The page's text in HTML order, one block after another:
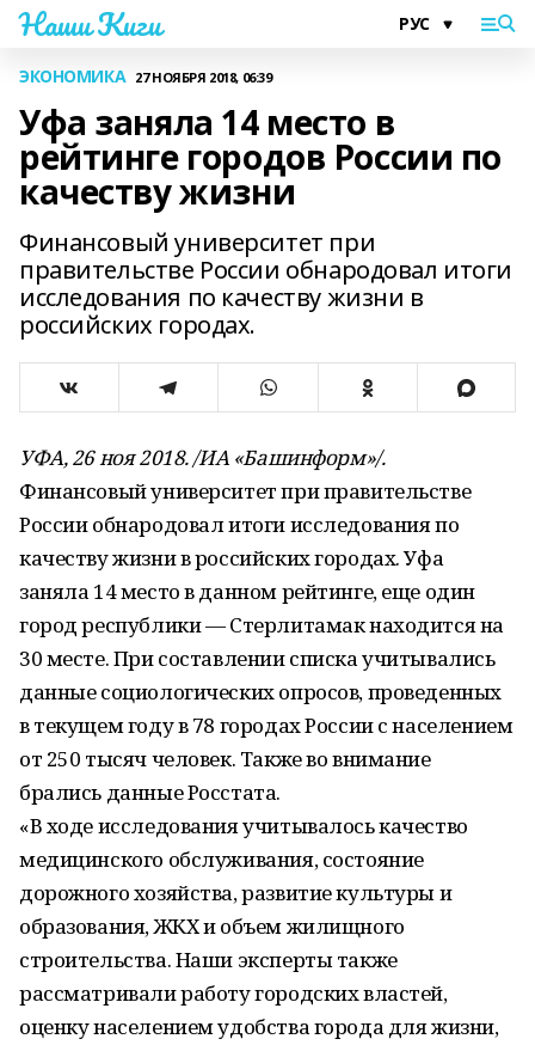
Наши Киги
ЭКОНОМИКА 27 НОЯБРЯ 2018, 06:39
Уфа заняла 14 место в
рейтинге городов России по
качеству жизни
Финансовый университет при
правительстве России обнародовал итоги
исследования по качеству жизни в
российских городах.
УФА, 26 ноя 2018. /ИА «Башинформ»/.
Финансовый университет при правительстве
России обнародовал итоги исследования по
качеству жизни в российских городах. Уфа
заняла 14 место в данном рейтинге, еще один
город республики — Стерлитамак находится на
30 месте. При составлении списка учитывались
данные социологических опросов, проведенных
в текущем году в 78 городах России с населением
от 250 тысяч человек. Также во внимание
брались данные Росстата.
«В ходе исследования учитывалось качество
медицинского обслуживания, состояние
дорожного хозяйства, развитие культуры и
образования, ЖКХ и объем жилищного
строительства. Наши эксперты также
рассматривали работу городских властей,
оценку населением удобства города для жизни,